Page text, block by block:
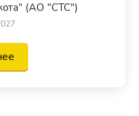
(АО "СТС")